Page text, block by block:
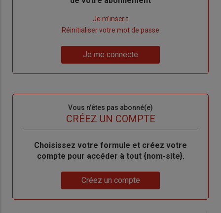
Je m'inscrit
de
Réinitialiser votre mot de passe
me
Je me connecte
Vous n'êtes pas abonné(e)
CRÉEZ UN COMPTE
BodyChoisissez votre formule et créez votre
compte pour accéder à tout {nom-site}.
Créez un compte